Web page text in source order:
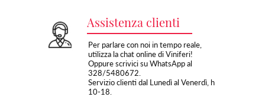
Assistenza clienti
Per parlare con noi in tempo reale,
utilizza la chat online di Viniferi!
Oppure scrivici su WhatsApp al
328/5480672.
Servizio clienti dal Lunedì al Venerdì, h
10-18.